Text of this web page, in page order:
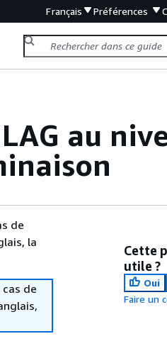
Français Préférences
au
de
la
de
Cette
utile ?
Oui
Faire un